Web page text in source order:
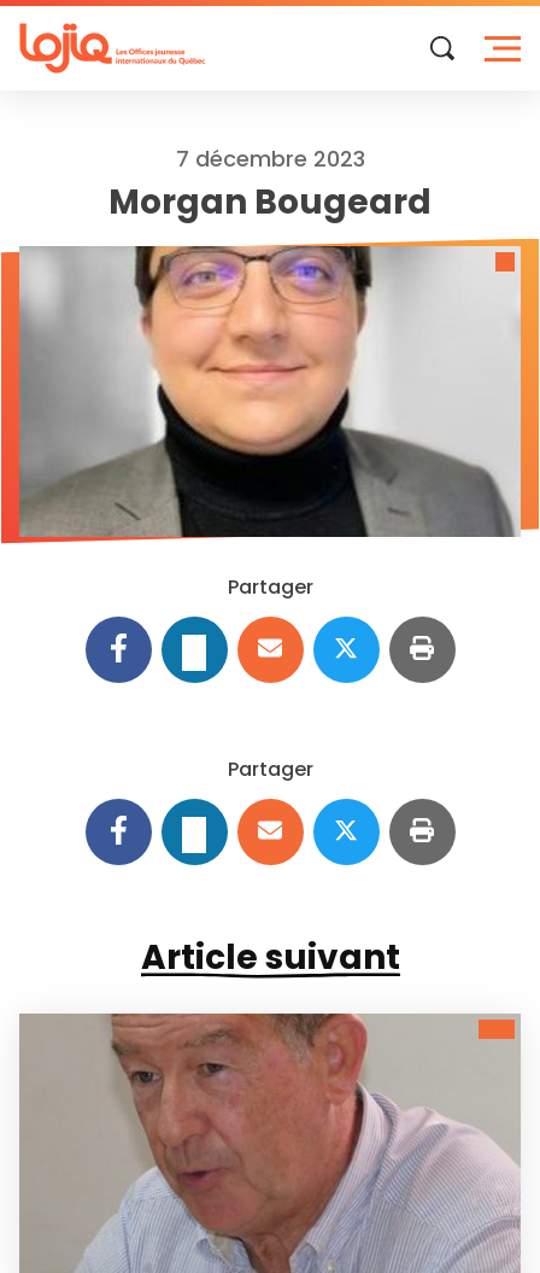
Skip
to
content
7 décembre 2023
Morgan Bougeard
Partager
Partager
Article suivant